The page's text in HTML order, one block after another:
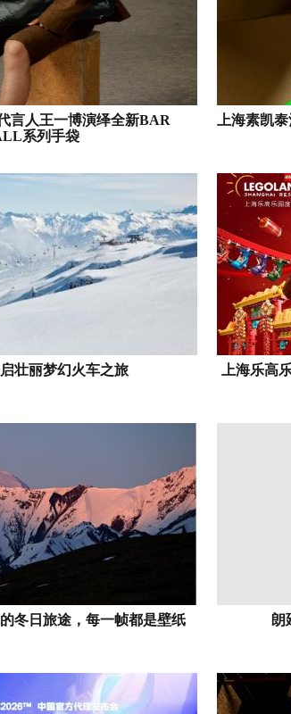
言人王一博演绎全新BAR
系列手袋
上海素凯
壮丽梦幻火车之旅
上海乐高
冬日旅途，每一帧都是壁纸 朗